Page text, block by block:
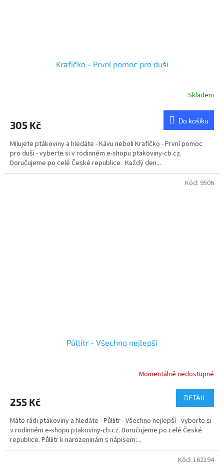
Krafíčko - První pomoc pro duši
Skladem
305 Kč Do košíku
Milujete ptákoviny a hledáte - Kávu neboli Krafíčko - První pomoc
pro duši - vyberte si v rodinném e-shopu ptakoviny-cb.cz.
Doručujeme po celé České republice. Každý den...
Půllitr - Všechno nejlepší
je
z
5
hvězdiček.
Momentálně nedostupné
255 Kč DETAIL
Máte rádi ptákoviny a hledáte - Půllitr - Všechno nejlepší - vyberte si
v rodinném e-shopu ptakoviny-cb.cz. Doručujeme po celé České
republice. Půllitr k narozeninám s nápisem:...
Kód: 9506
Kód: 162194